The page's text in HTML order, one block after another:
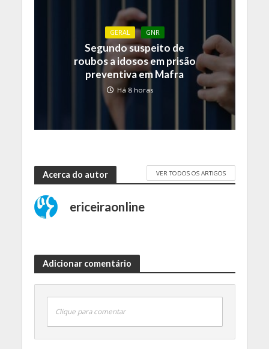
GERAL GNR
Segundo suspeito de
roubos a idosos em prisão
preventiva em Mafra
Há 8 horas
Acerca do autor VER TODOS OS ARTIGOS
ericeiraonline
Adicionar comentário
Clique para comentar